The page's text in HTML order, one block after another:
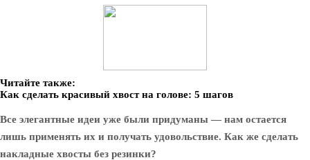
Читайте также:
Как сделать красивый хвост на голове: 5 шагов
Все элегантные идеи уже были придуманы — нам остается
лишь применять их и получать удовольствие. Как же сделать
накладные хвосты без резинки?